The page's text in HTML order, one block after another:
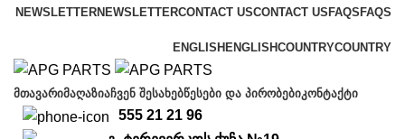
NEWSLETTERNEWSLETTERCONTACT USCONTACT US FAQS FAQS
ENGLISH ENGLISHCOUNTRYCOUNTRY
ᲛᲗᲐᲕᲐᲠᲘᲛᲐᲦᲐᲖᲘᲐᲩᲕᲔᲜ ᲨᲔᲡᲐᲮᲔᲑᲬᲔᲡᲔᲑᲘ ᲓᲐ ᲞᲘᲠᲝᲑᲔᲑᲘᲙᲝᲜᲢᲐᲥᲢᲘ
555 21 21 96